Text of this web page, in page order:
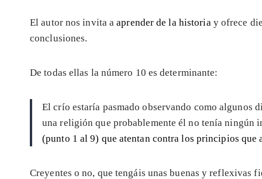
El autor nos invita a aprender de la historiay ofrece
conclusiones.
De todas ellas la número 10 es determinante:
El crío estaría pasmado observando como algunos
una religión que probablemente él no tenía ningún
(punto 1 al 9) que atentan contra los principios que
Creyentes o no, que tengáis unas buenas y reflexivas